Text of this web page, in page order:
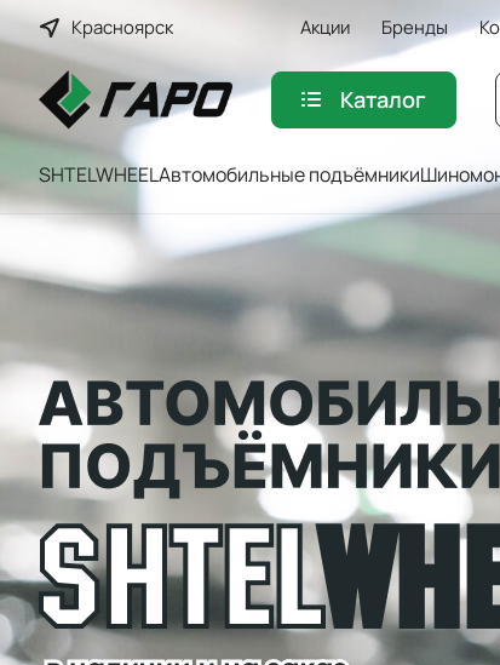
Красноярск Акции Бренды
Каталог
SHTELWHEELАвтомобильные подъёмники